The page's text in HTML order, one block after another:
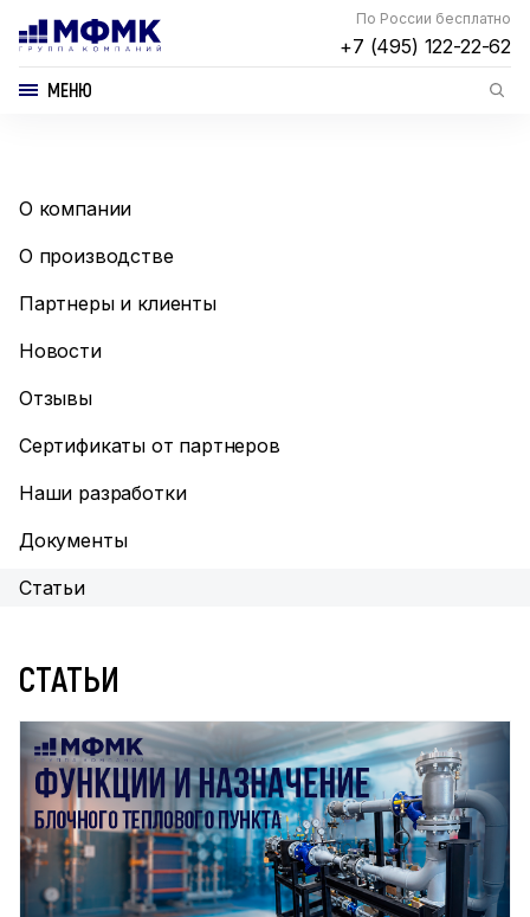
По России бесплатно
+7 (495) 122-22-62
МЕНЮ
О компании
О производстве
Партнеры и клиенты
Новости
Отзывы
Сертификаты от партнеров
Наши разработки
Документы
Статьи
СТАТЬИ